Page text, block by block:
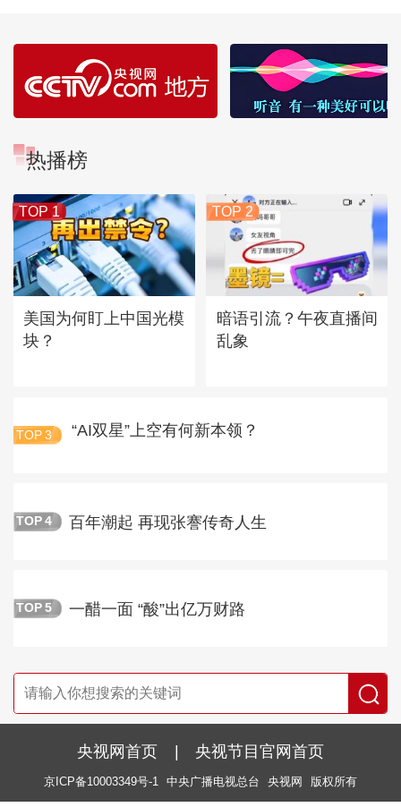
热播榜
TOP 1
美国为何盯上中国光模
块？
TOP 2
暗语引流？午夜直播间
乱象
TOP 3 “AI双星”上空有何新本领？
TOP 4 百年潮起 再现张謇传奇人生
TOP 5 一醋一面 “酸”出亿万财路
央视网首页 | 央视节目官网首页
京ICP备10003349号-1 中央广播电视总台 央视网 版权所有